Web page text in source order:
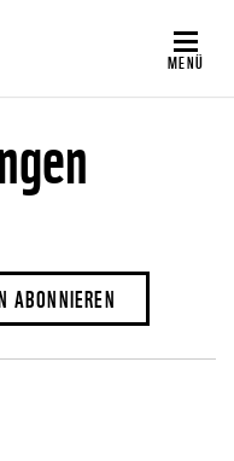
MENÜ
ABONNIEREN